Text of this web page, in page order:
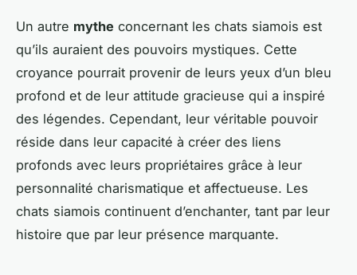
Un autre mythe concernant les chats siamois est
qu’ils auraient des pouvoirs mystiques. Cette
croyance pourrait provenir de leurs yeux d’un bleu
profond et de leur attitude gracieuse qui a inspiré
des légendes. Cependant, leur véritable pouvoir
réside dans leur capacité à créer des liens
profonds avec leurs propriétaires grâce à leur
personnalité charismatique et affectueuse. Les
chats siamois continuent d’enchanter, tant par leur
histoire que par leur présence marquante.